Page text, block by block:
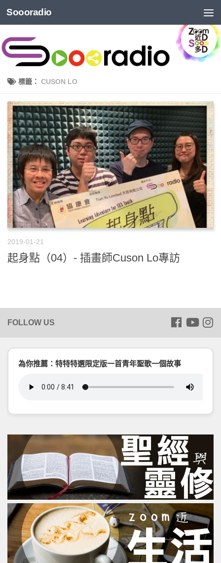
Soooradio
標籤： CUSON LO
2019-01-21
起身點（04）- 插畫師Cuson Lo專訪
為你推薦：特特特選限定版一首青年聖歌一個故事